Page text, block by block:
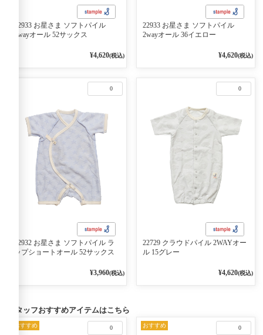
22933 お星さま ソフトパイル
2wayオール 52サックス
¥4,620(税込)
22933 お星さま ソフトパイル
2wayオール 36イエロー
¥4,620(税込)
0
22932 お星さま ソフトパイル ラ
ップショートオール 52サックス
¥3,960(税込)
0
22729 クラウドパイル 2WAYオー
ル 15グレー
¥4,620(税込)
スタッフおすすめアイテムはこちら
0
おすすめ 0
おすすめ